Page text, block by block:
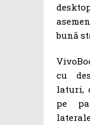
bună
cu
laturi,
pe